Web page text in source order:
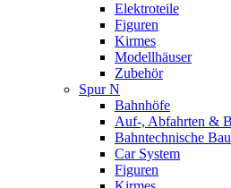
Elektroteile
Figuren
Kirmes
Modellhäuser
Zubehör
Spur N
Bahnhöfe
Auf-, Abfahrten &
Bahntechnische
Car System
Figuren